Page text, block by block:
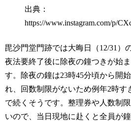
出典：
https://www.instagram.com/p/
毘沙門堂門跡では大晦日（12/31）
夜法要終了後に除夜の鐘つきが始ま
す。除夜の鐘は23時45分頃から開
れ、回数制限がないため例年2時す
で続くそうです。整理券や人数制
いので、当日現地に赴くと全員が